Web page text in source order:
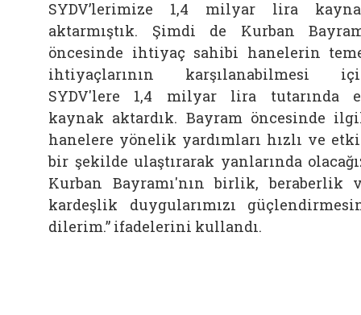
SYDV’lerimize 1,4 milyar lira
aktarmıştık. Şimdi de Kurban
öncesinde ihtiyaç sahibi hanelerin
ihtiyaçlarının karşılanabilmesi
SYDV'lere 1,4 milyar lira tutarında
kaynak aktardık. Bayram öncesinde
hanelere yönelik yardımları hızlı ve
bir şekilde ulaştırarak yanlarında
Kurban Bayramı'nın birlik, beraberlik
kardeşlik duygularımızı
dilerim.” ifadelerini kullandı.